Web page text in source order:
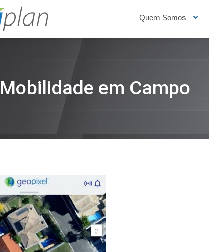
Quem Somos
Mobilidade em Campo